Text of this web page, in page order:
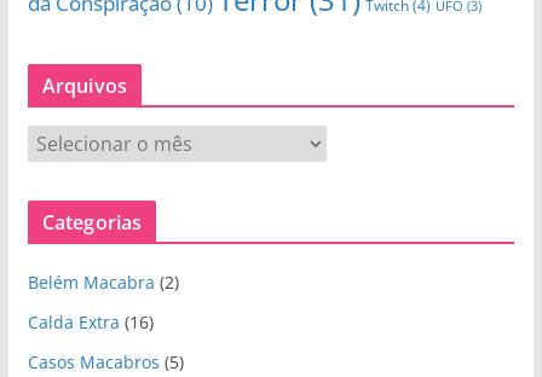
Twitch(4) UFO (3)
Arquivos
r
q
v
o
s
Categorias
Belém Macabra (2)
Calda Extra (16)
Casos Macabros (5)